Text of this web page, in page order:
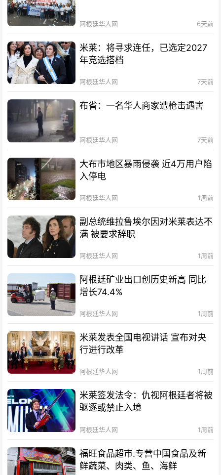
阿根廷华人网 6天前
米莱：将寻求连任，已选定2027
年竞选搭档
阿根廷华人网 7天前
布省：一名华人商家遭枪击遇害
阿根廷华人网 7天前
大布市地区暴雨侵袭 近4万用户陷
入停电
阿根廷华人网 1周前
副总统维拉鲁埃尔因对米莱表达不
满 被要求辞职
阿根廷华人网 1周前
阿根廷矿业出口创历史新高 同比
增长74.4%
阿根廷华人网 1周前
米莱发表全国电视讲话 宣布对央
行进行改革
阿根廷华人网 1周前
米莱签发法令：仇视阿根廷者将被
驱逐或禁止入境
阿根廷华人网 1周前
福旺食品超市.专营中国食品及新
鲜蔬菜、肉类、鱼、海鲜